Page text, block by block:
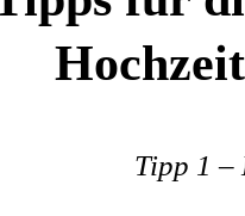
Tipp 1 –